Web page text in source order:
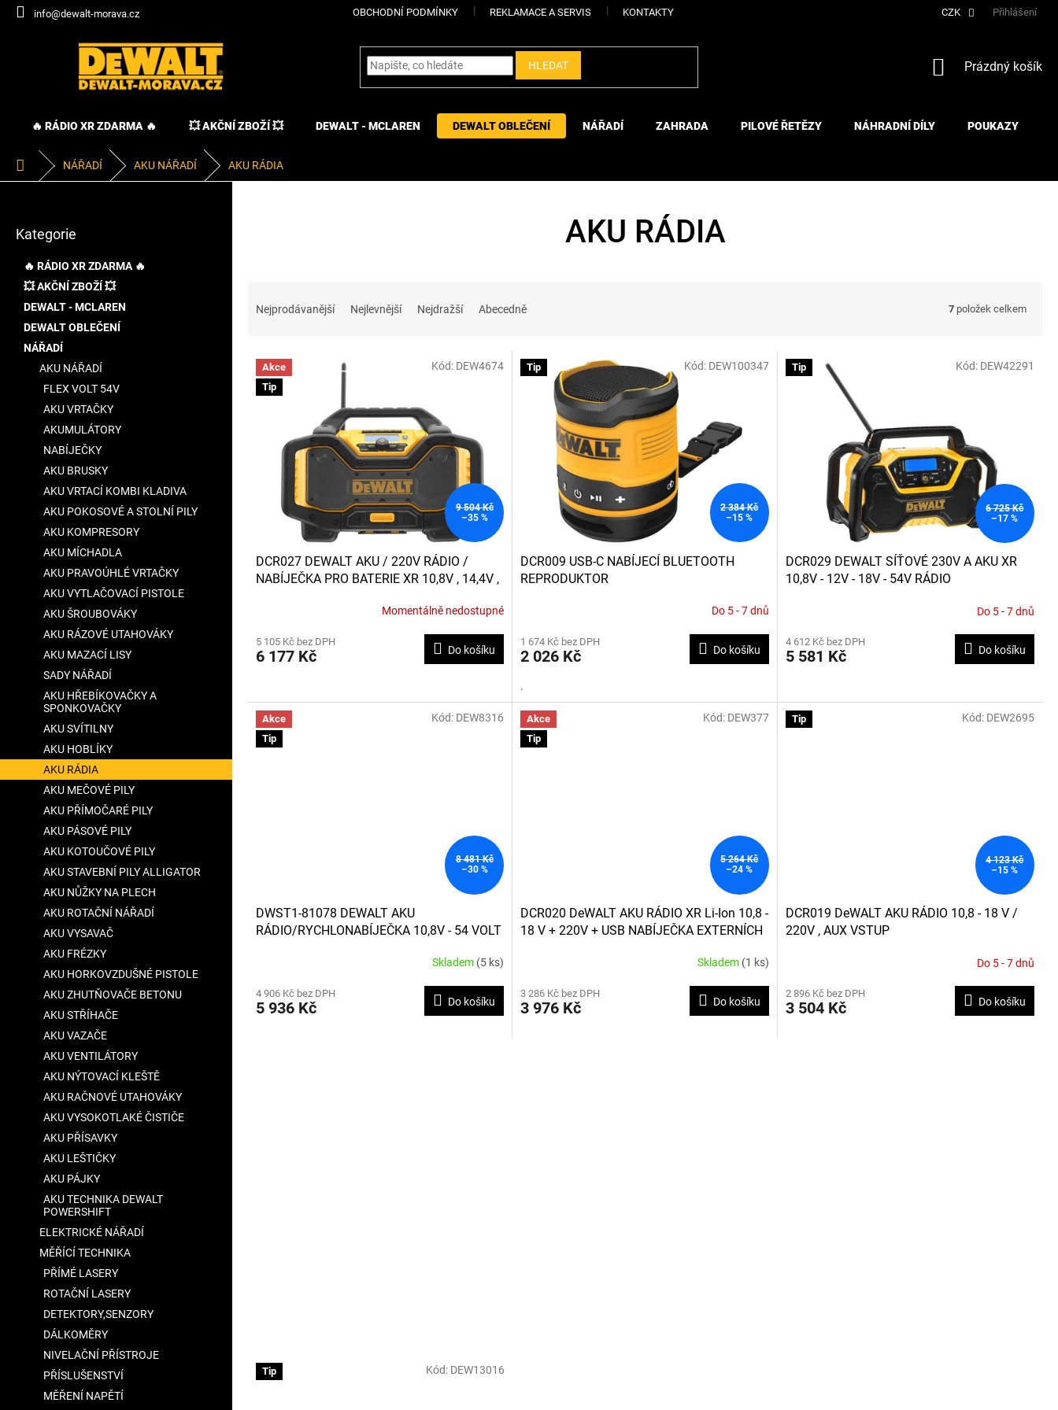
Přejít
info@dewalt-morava.cz OBCHODNÍ PODMÍNKY REKLAMACE A SERVIS KONTAKTY CZK Přihlášení
HLEDAT
NÁKUPNÍ
Prázdný košík
🔥 RÁDIO XR ZDARMA 🔥 💥 AKČNÍ ZBOŽÍ 💥 DEWALT - MCLAREN DEWALT OBLEČENÍ NÁŘADÍ ZAHRADA PILOVÉ ŘETĚZY NÁHRADNÍ DÍLY POUKAZY
Domů NÁŘADÍ AKU NÁŘADÍ AKU RÁDIA
kategorie
Kategorie
🔥 RÁDIO XR ZDARMA 🔥
💥 AKČNÍ ZBOŽÍ 💥
DEWALT - MCLAREN
DEWALT OBLEČENÍ
NÁŘADÍ
AKU NÁŘADÍ
FLEX VOLT 54V
AKU VRTAČKY
AKUMULÁTORY
NABÍJEČKY
AKU BRUSKY
AKU VRTACÍ KOMBI KLADIVA
AKU POKOSOVÉ A STOLNÍ PILY
AKU KOMPRESORY
AKU MÍCHADLA
AKU PRAVOÚHLÉ VRTAČKY
AKU VYTLAČOVACÍ PISTOLE
AKU ŠROUBOVÁKY
AKU RÁZOVÉ UTAHOVÁKY
AKU MAZACÍ LISY
SADY NÁŘADÍ
AKU HŘEBÍKOVAČKY A
SPONKOVAČKY
AKU SVÍTILNY
AKU HOBLÍKY
AKU RÁDIA
AKU MEČOVÉ PILY
AKU PŘÍMOČARÉ PILY
AKU PÁSOVÉ PILY
AKU KOTOUČOVÉ PILY
AKU STAVEBNÍ PILY ALLIGATOR
AKU NŮŽKY NA PLECH
AKU ROTAČNÍ NÁŘADÍ
AKU VYSAVAČ
AKU FRÉZKY
AKU HORKOVZDUŠNÉ PISTOLE
AKU ZHUTŇOVAČE BETONU
AKU STŘÍHAČE
AKU VAZAČE
AKU VENTILÁTORY
AKU NÝTOVACÍ KLEŠTĚ
AKU RAČNOVÉ UTAHOVÁKY
AKU VYSOKOTLAKÉ ČISTIČE
AKU PŘÍSAVKY
AKU LEŠTIČKY
AKU PÁJKY
AKU TECHNIKA DEWALT
POWERSHIFT
ELEKTRICKÉ NÁŘADÍ
MĚŘÍCÍ TECHNIKA
PŘÍMÉ LASERY
ROTAČNÍ LASERY
DETEKTORY,SENZORY
DÁLKOMĚRY
NIVELAČNÍ PŘÍSTROJE
PŘÍSLUŠENSTVÍ
MĚŘENÍ NAPĚTÍ
AKU RÁDIA
Nejprodávanější Nejlevnější Nejdražší Abecedně 7 položek celkem
V Akce
Tip
9 504 Kč
–35 %
DCR027 DEWALT AKU / 220V RÁDIO /
NABÍJEČKA PRO BATERIE XR 10,8V , 14,4V ,
produktu
je
5
hvězdiček.
Momentálně nedostupné
5 105 Kč bez DPH
6 177 Kč Do košíku
Kód: DEW4674 Tip
2 384 Kč
–15 %
DCR009 USB-C NABÍJECÍ BLUETOOTH
REPRODUKTOR
produktu
je
z
5
hvězdiček.
Do 5 - 7 dnů
1 674 Kč bez DPH
2 026 Kč Do košíku
.
Kód: DEW100347 Tip
6 725 Kč
–17 %
DCR029 DEWALT SÍŤOVÉ 230V A AKU XR
10,8V - 12V - 18V - 54V RÁDIO
produktu
je
5
hvězdiček.
Do 5 - 7 dnů
4 612 Kč bez DPH
5 581 Kč Do košíku
Kód: DEW42291
Akce
Tip
8 481 Kč
–30 %
DWST1-81078 DEWALT AKU
RÁDIO/RYCHLONABÍJEČKA 10,8V - 54 VOLT
produktu
je
Skladem (5 ks)
4 906 Kč bez DPH
5 936 Kč Do košíku
Kód: DEW8316
Akce
Tip
5 264 Kč
–24 %
DCR020 DeWALT AKU RÁDIO XR Li-Ion 10,8 -
18 V + 220V + USB NABÍJEČKA EXTERNÍCH
Skladem (1 ks)
3 286 Kč bez DPH
3 976 Kč Do košíku
Kód: DEW377 Tip
4 123 Kč
–15 %
DCR019 DeWALT AKU RÁDIO 10,8 - 18 V /
220V , AUX VSTUP
produktu
je
Do 5 - 7 dnů
2 896 Kč bez DPH
3 504 Kč Do košíku
Kód: DEW2695
Tip Kód: DEW13016